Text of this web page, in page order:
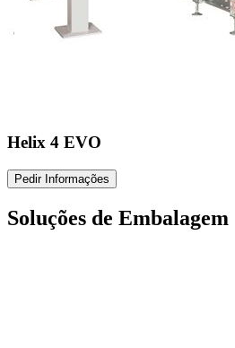
Helix 4 EVO
Pedir Informações
Soluções de Embalagem